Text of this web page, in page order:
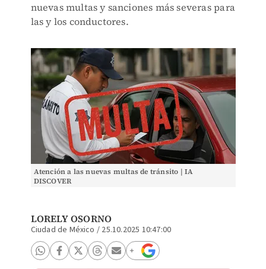
nuevas multas y sanciones más severas para
las y los conductores.
Atención a las nuevas multas de tránsito | IA
DISCOVER
LORELY OSORNO
Ciudad de México / 25.10.2025 10:47:00